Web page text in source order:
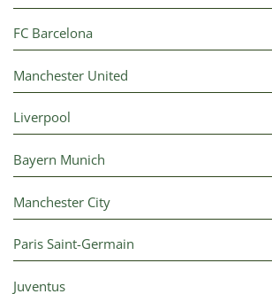
FC Barcelona
Manchester United
Liverpool
Bayern Munich
Manchester City
Paris Saint-Germain
Juventus